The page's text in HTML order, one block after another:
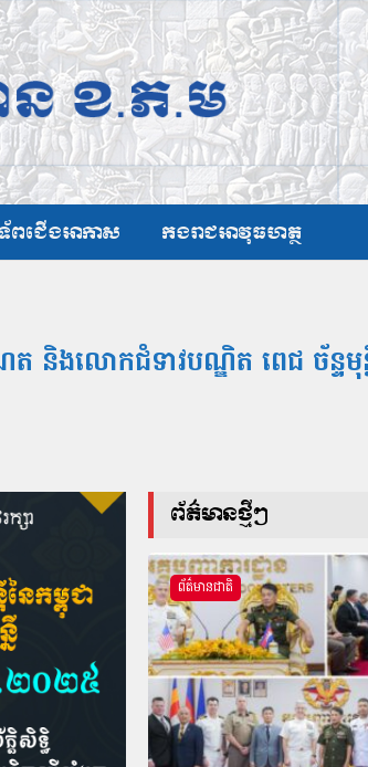
ពជើងអាកាស កងរាជអាវុធហត្ថ
ងលោកជំទាវបណ្ឌិត ពេជ ច័ន្ទមុន្
ព័ត៌មានថ្មីៗ
ព័ត៌មានជាតិ